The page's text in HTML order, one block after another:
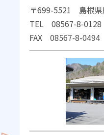
〒699-5521 島根県
TEL 08567-8-0128
FAX 08567-8-0494